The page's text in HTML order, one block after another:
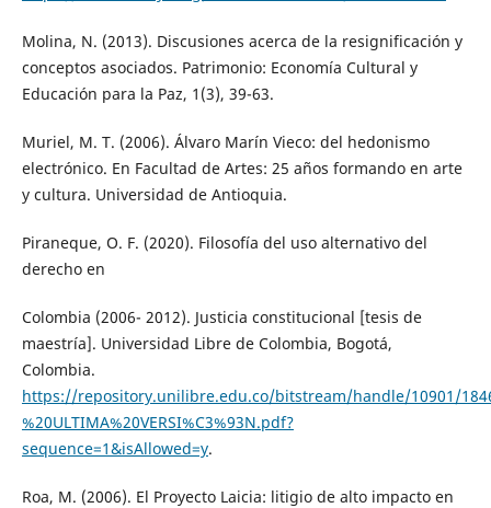
Molina, N. (2013). Discusiones acerca de la resignificación y
conceptos asociados. Patrimonio: Economía Cultural y
Educación para la Paz, 1(3), 39-63.
Muriel, M. T. (2006). Álvaro Marín Vieco: del hedonismo
electrónico. En Facultad de Artes: 25 años formando en arte
y cultura. Universidad de Antioquia.
Piraneque, O. F. (2020). Filosofía del uso alternativo del
derecho en
Colombia (2006- 2012). Justicia constitucional [tesis de
maestría]. Universidad Libre de Colombia, Bogotá,
Colombia.
https://repository.unilibre.edu.co/bitstream/handle/10901/18464/
%20ULTIMA%20VERSI%C3%93N.pdf?
sequence=1&isAllowed=y.
Roa, M. (2006). El Proyecto Laicia: litigio de alto impacto en